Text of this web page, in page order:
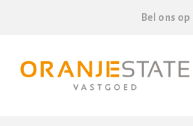
Bel ons op